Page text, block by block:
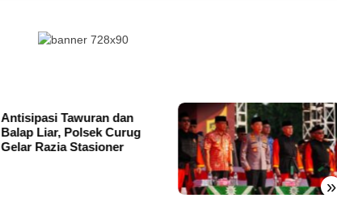
»
Antisipasi Tawuran dan
Balap Liar, Polsek Curug
Gelar Razia Stasioner